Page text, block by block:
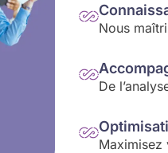
Nous
De
Maximisez